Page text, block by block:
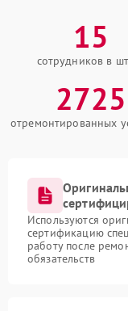
15
сотрудников в
2725
отремонтированных
Используются
сертификацию
работу после
обязательств